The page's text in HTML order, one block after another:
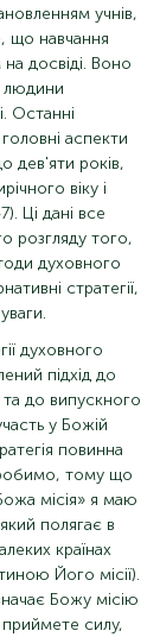
учнів,
що навчання
досвіді. Воно
людини
Останні
аспекти
дев'яти років,
віку і
Ці дані все
розгляду того,
духовного
стратегії,
духовного
підхід до
до випускного
у Божій
повинна
тому що
місія» я маю
полягає в
країнах
Його місії).
Божу місію
приймете силу,